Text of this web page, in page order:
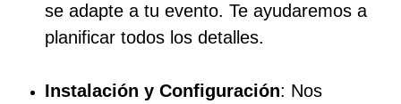
se adapte a tu evento. Te ayudaremos a
planificar todos los detalles.
Instalación y Configuración: Nos